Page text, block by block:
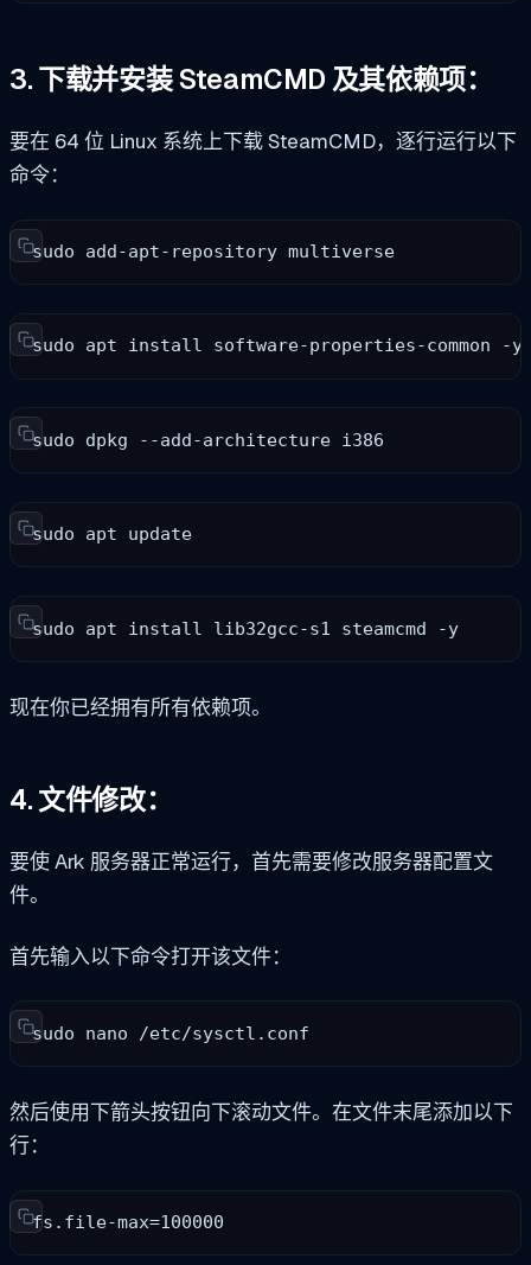
3. 下载并安装 SteamCMD 及其依赖项：
要在 64 位 Linux 系统上下载 SteamCMD，逐行运行以下
命令：
sudo add-apt-repository multiverse
sudo apt install software-properties-common -y
sudo dpkg --add-architecture i386
sudo apt update
sudo apt install lib32gcc-s1 steamcmd -y
现在你已经拥有所有依赖项。
4. 文件修改：
要使 Ark 服务器正常运行，首先需要修改服务器配置文
件。
首先输入以下命令打开该文件：
sudo nano /etc/sysctl.conf
然后使用下箭头按钮向下滚动文件。在文件末尾添加以下
行：
fs.file-max=100000